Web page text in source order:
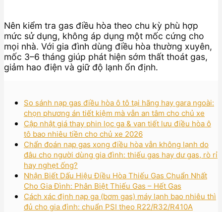
Nên kiểm tra gas điều hòa theo chu kỳ phù hợp
mức sử dụng, không áp dụng một mốc cứng cho
mọi nhà. Với gia đình dùng điều hòa thường xuyên,
mốc 3–6 tháng giúp phát hiện sớm thất thoát gas,
giảm hao điện và giữ độ lạnh ổn định.
So sánh nạp gas điều hòa ô tô tại hãng hay gara ngoài:
chọn phương án tiết kiệm mà vẫn an tâm cho chủ xe
Cập nhật giá thay phin lọc ga & van tiết lưu điều hòa ô
tô bao nhiêu tiền cho chủ xe 2026
Chẩn đoán nạp gas xong điều hòa vẫn không lạnh do
đâu cho người dùng gia đình: thiếu gas hay dư gas, rò rỉ
hay nghẹt ống?
Nhận Biết Dấu Hiệu Điều Hòa Thiếu Gas Chuẩn Nhất
Cho Gia Đình: Phân Biệt Thiếu Gas – Hết Gas
Cách xác định nạp ga (bơm gas) máy lạnh bao nhiêu thì
đủ cho gia đình: chuẩn PSI theo R22/R32/R410A